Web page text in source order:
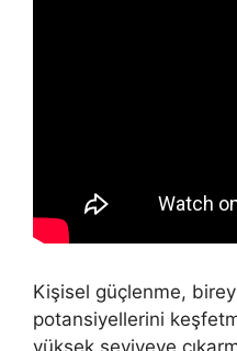
Kişisel güçlenme,
potansiyellerini
yüksek seviyeye